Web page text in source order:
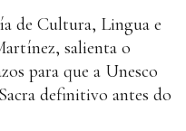
de Cultura, Lingua e
salienta o
para que a Unesco
definitivo antes do